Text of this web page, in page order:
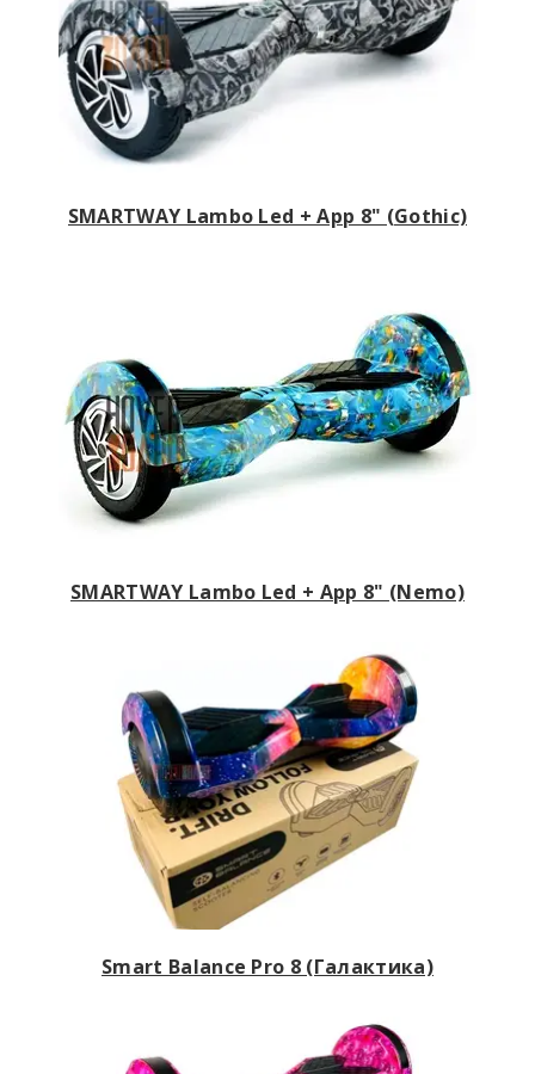
SMARTWAY Lambo Led + App 8" (Gothic)
SMARTWAY Lambo Led + App 8" (Nemo)
Smart Balance Pro 8 (Галактика)